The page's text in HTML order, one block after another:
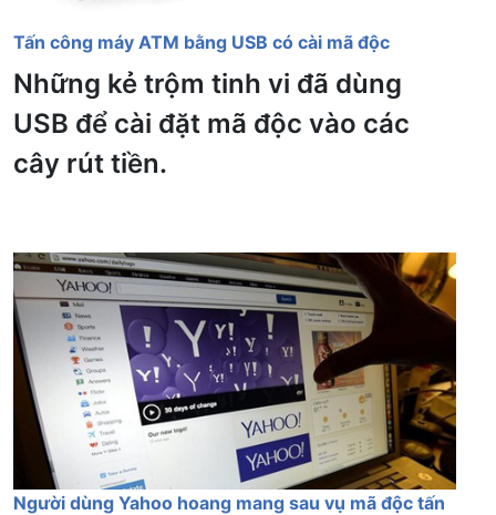
Tấn công máy ATM bằng USB có cài mã độc
Những kẻ trộm tinh vi đã dùng
USB để cài đặt mã độc vào các
cây rút tiền.
Người dùng Yahoo hoang mang sau vụ mã độc tấn